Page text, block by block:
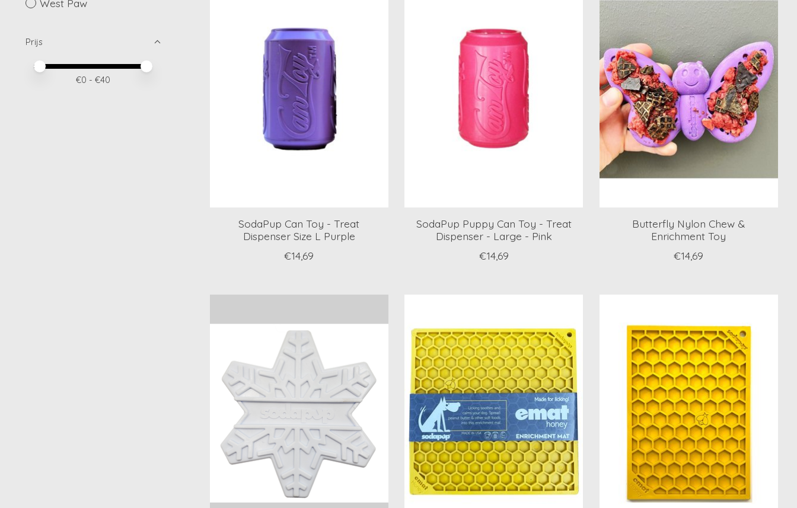
West Paw
Prijs
Minimale prijswaarde
Price maximum value
€0 - €40
SodaPup Can Toy - Treat
Dispenser Size L Purple
€14,69
SodaPup Puppy Can Toy - Treat
Dispenser - Large - Pink
€14,69
Butterfly Nylon Chew &
Enrichment Toy
€14,69